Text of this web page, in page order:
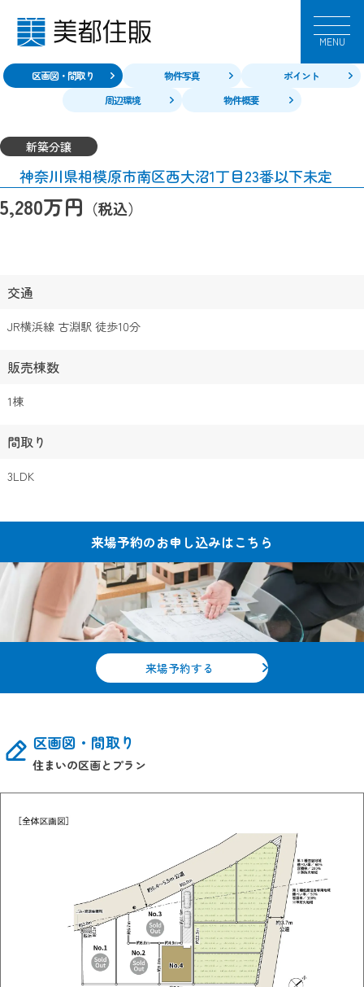
MENU
区画図・間取り 物件写真
ポイント
周辺環境
物件概要
神奈川県相模原市南区西大沼1丁目23番以下未定
新築分譲
5,280万円 （税込）
交通
JR横浜線 古淵駅 徒歩10分
販売棟数
1棟
間取り
3LDK
来場予約のお申し込みはこちら
来場予約する
区画図・間取り
住まいの区画とプラン